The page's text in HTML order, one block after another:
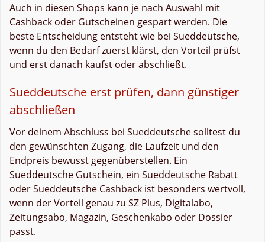
Auch in diesen Shops kann je nach Auswahl mit
Cashback oder Gutscheinen gespart werden. Die
beste Entscheidung entsteht wie bei Sueddeutsche,
wenn du den Bedarf zuerst klärst, den Vorteil prüfst
und erst danach kaufst oder abschließt.
Sueddeutsche erst prüfen, dann günstiger
abschließen
Vor deinem Abschluss bei Sueddeutsche solltest du
den gewünschten Zugang, die Laufzeit und den
Endpreis bewusst gegenüberstellen. Ein
Sueddeutsche Gutschein, ein Sueddeutsche Rabatt
oder Sueddeutsche Cashback ist besonders wertvoll,
wenn der Vorteil genau zu SZ Plus, Digitalabo,
Zeitungsabo, Magazin, Geschenkabo oder Dossier
passt.